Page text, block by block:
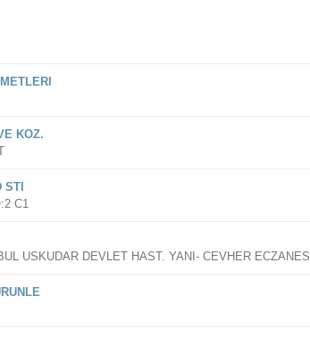
KOZ.
STI
C1
USKUDAR DEVLET HAST. YANI- CEVHER ECZANESI